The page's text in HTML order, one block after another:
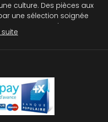
culture. Des pièces aux
une sélection soignée
chaque
curieux, sur tous les
magasin de vélos :
pour tous les passionnés
de cinq magasins
dans le choix
vélo de route, d’un VTT,
électrique (VAE),
suite